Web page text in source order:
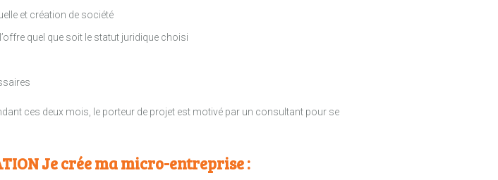
et création de société
quel que soit le statut juridique choisi
ces deux mois, le porteur de projet est motivé par un consultant pour se
Je crée ma micro-entreprise :